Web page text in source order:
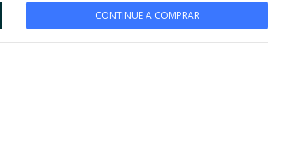
CONTINUE A COMPRAR